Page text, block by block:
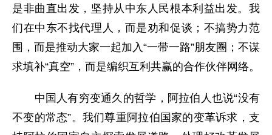
是非曲直出发，坚持从中东人民根本利益出发。我
们在中东不找代理人，而是劝和促谈；不搞势力范
围，而是推动大家一起加入“一带一路”朋友圈；不谋
求填补“真空”，而是编织互利共赢的合作伙伴网络。
中国人有穷变通久的哲学，阿拉伯人也说“没有
不变的常态”。我们尊重阿拉伯国家的变革诉求，支